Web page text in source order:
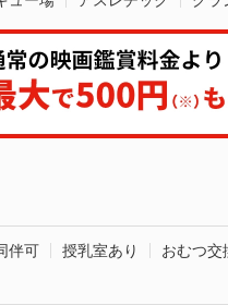
伴可 授乳室あり
おむつ交